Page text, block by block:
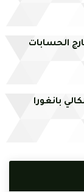
الحسابات
بانغورا